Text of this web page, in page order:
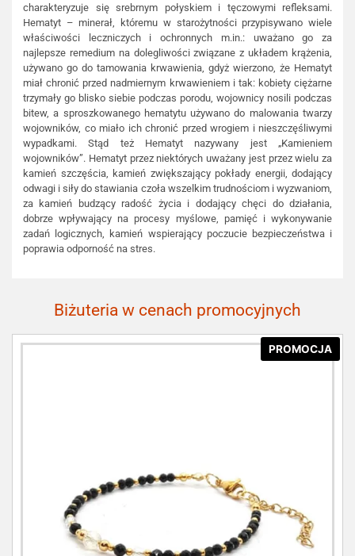
charakteryzuje się srebrnym połyskiem i tęczowymi refleksami.
Hematyt – minerał, któremu w starożytności przypisywano wiele
właściwości leczniczych i ochronnych m.in.: uważano go za
najlepsze remedium na dolegliwości związane z układem krążenia,
używano go do tamowania krwawienia, gdyż wierzono, że Hematyt
miał chronić przed nadmiernym krwawieniem i tak: kobiety ciężarne
trzymały go blisko siebie podczas porodu, wojownicy nosili podczas
bitew, a sproszkowanego hematytu używano do malowania twarzy
wojowników, co miało ich chronić przed wrogiem i nieszczęśliwymi
wypadkami. Stąd też Hematyt nazywany jest „Kamieniem
wojowników”. Hematyt przez niektórych uważany jest przez wielu za
kamień szczęścia, kamień zwiększający pokłady energii, dodający
odwagi i siły do stawiania czoła wszelkim trudnościom i wyzwaniom,
za kamień budzący radość życia i dodający chęci do działania,
dobrze wpływający na procesy myślowe, pamięć i wykonywanie
zadań logicznych, kamień wspierający poczucie bezpieczeństwa i
poprawia odporność na stres.
Biżuteria w cenach promocyjnych
PROMOCJA